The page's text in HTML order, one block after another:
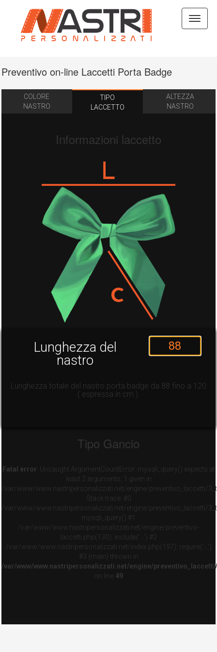
barra
Preventivo on-line Laccetti Porta Badge
COLORE
NASTRO
TIPO
LACCETTO
ALTEZZA
NASTRO
Informazioni laccetto
Lunghezza del
nastro
Lunghezza totale del nastro porta badge da 88 fino a 120
( espressa in cm ).
Tipo Gancio
Fatal error : Uncaught ArgumentCountError: mysqli_query() expects at
least 2 arguments, 1 given in
/var/www/www.nastripersonalizzati.net/engine/preventivo_laccetti/
Stack trace: #0
/var/www/www.nastripersonalizzati.net/engine/preventivo_laccetti/
mysqli_query() #1
/var/www/www.nastripersonalizzati.net/engine/preventivo-
laccetti.php(130): include('...') #2
/var/www/www.nastripersonalizzati.net/index.php(197): require('...')
#3 {main} thrown in
/var/www/www.nastripersonalizzati.net/engine/
on line 49